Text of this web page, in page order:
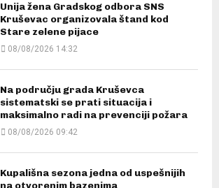
Unija žena Gradskog odbora SNS
Kruševac organizovala štand kod
Stare zelene pijace
08/08/2026 14:32
Na području grada Kruševca
sistematski se prati situacija i
maksimalno radi na prevenciji požara
08/08/2026 09:42
Kupališna sezona jedna od uspešnijih